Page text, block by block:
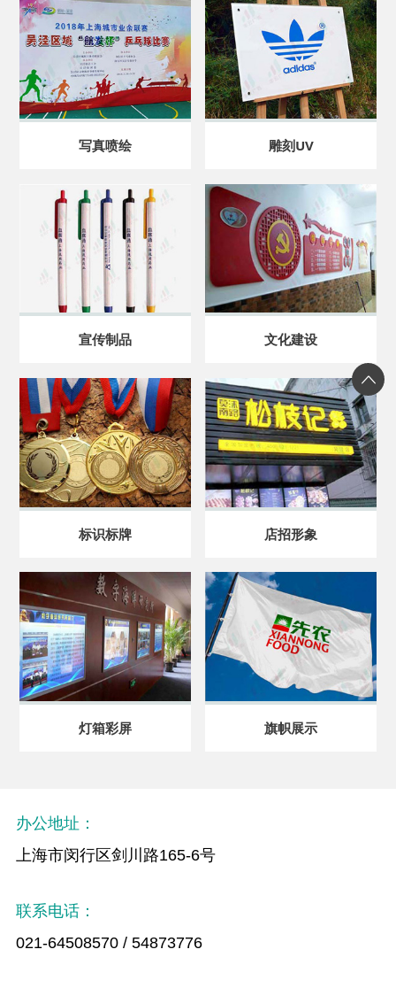
写真喷绘 雕刻UV
宣传制品 文化建设
标识标牌 店招形象
灯箱彩屏 旗帜展示
办公地址：
上海市闵行区剑川路165-6号
联系电话：
021-64508570 / 54873776